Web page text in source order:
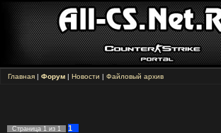
Главная | Форум | Новости | Файловый архив
Страница 1 из 1 1